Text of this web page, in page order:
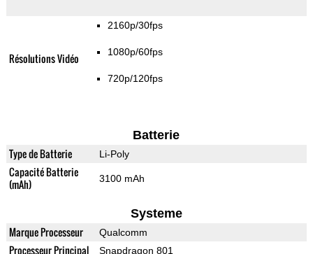
Résolutions Vidéo
2160p/30fps
1080p/60fps
720p/120fps
Batterie
Type de Batterie Li-Poly
Capacité Batterie
(mAh)
3100 mAh
Systeme
Marque Processeur Qualcomm
Processeur Principal Snapdragon 801